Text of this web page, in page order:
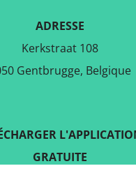
ADRESSE
Kerkstraat 108
Gentbrugge, Belgique
GRATUITE